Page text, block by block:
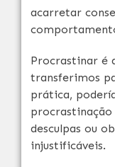
acarretar
Procrastinar é
transferimos
prática,
procrastinação
desculpas ou
injustificáveis.